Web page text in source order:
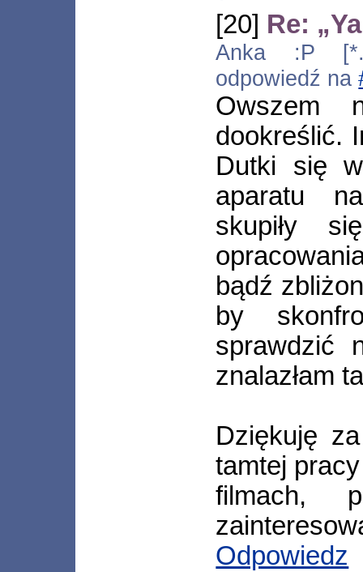
[20] Re:
Anka :P
odpowiedź na
Owszem
dookreślić.
Dutki się
aparatu
skupiły
bądź
by
sprawdzić
znalazłam
Dziękuję
tamtej
filmach,
Odpowiedz